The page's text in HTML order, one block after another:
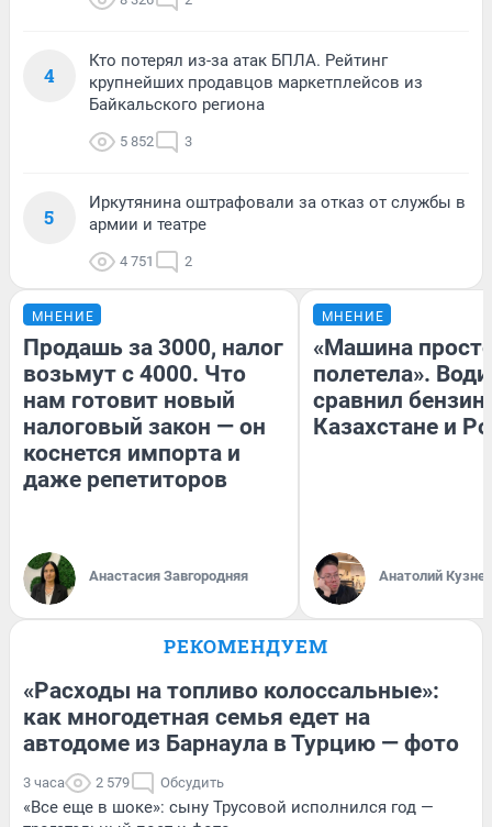
4
Кто потерял из-за атак БПЛА. Рейтинг
крупнейших продавцов маркетплейсов из
Байкальского региона
5 852 3
5
Иркутянина оштрафовали за отказ от службы в
армии и театре
4 751 2
МНЕНИЕ
Продашь за 3000, налог
возьмут с 4000. Что
нам готовит новый
налоговый закон — он
коснется импорта и
даже репетиторов
Анастасия Завгородняя
МНЕНИЕ
«Машина
полетела».
сравнил бензин
Казахстане и
Анатолий
РЕКОМЕНДУЕМ
«Расходы на топливо колоссальные»:
как многодетная семья едет на
автодоме из Барнаула в Турцию — фото
3 часа 2 579 Обсудить
«Все еще в шоке»: сыну Трусовой исполнился год —